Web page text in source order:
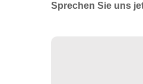
Sprechen Sie uns